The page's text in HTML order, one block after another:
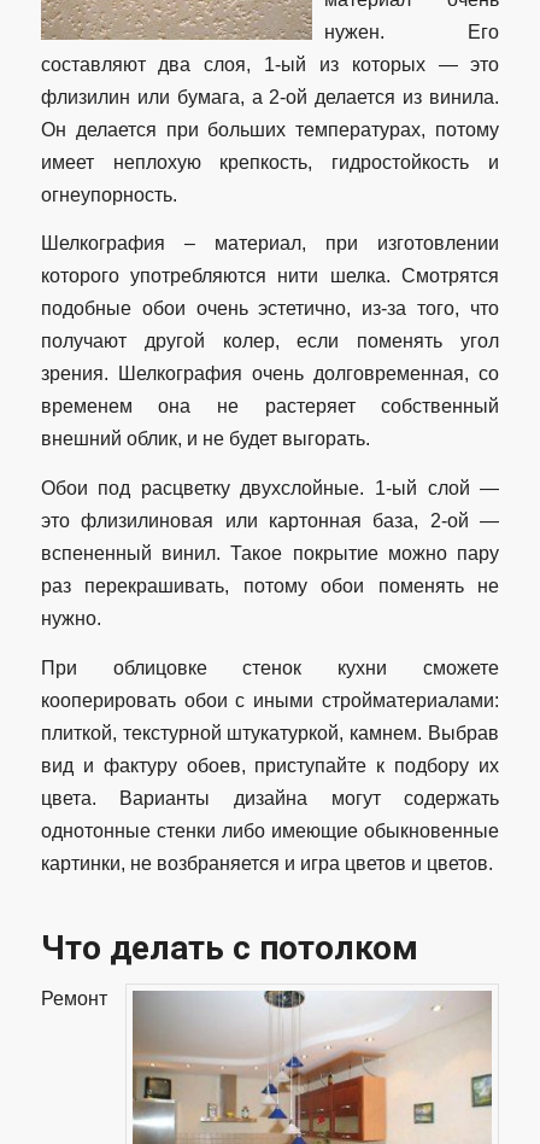
нужен. Его
составляют два слоя, 1-ый из которых — это
флизилин или бумага, а 2-ой делается из винила.
Он делается при больших температурах, потому
имеет неплохую крепкость, гидростойкость и
огнеупорность.
Шелкография – материал, при изготовлении
которого употребляются нити шелка. Смотрятся
подобные обои очень эстетично, из-за того, что
получают другой колер, если поменять угол
зрения. Шелкография очень долговременная, со
временем она не растеряет собственный
внешний облик, и не будет выгорать.
Обои под расцветку двухслойные. 1-ый слой —
это флизилиновая или картонная база, 2-ой —
вспененный винил. Такое покрытие можно пару
раз перекрашивать, потому обои поменять не
нужно.
При облицовке стенок кухни сможете
кооперировать обои с иными стройматериалами:
плиткой, текстурной штукатуркой, камнем. Выбрав
вид и фактуру обоев, приступайте к подбору их
цвета. Варианты дизайна могут содержать
однотонные стенки либо имеющие обыкновенные
картинки, не возбраняется и игра цветов и цветов.
Что делать с потолком
Ремонт